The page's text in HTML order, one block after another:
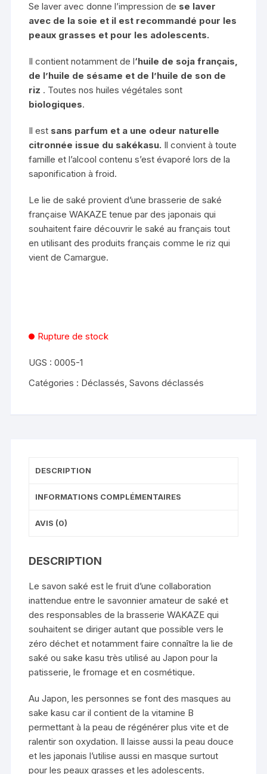
Se laver avec donne l’impression de se laver
avec de la soie et il est recommandé pour les
peaux grasses et pour les adolescents.
Il contient notamment de l‘huile de soja français,
de l’huile de sésame et de l’huile de son de
riz . Toutes nos huiles végétales sont
biologiques.
Il est sans parfum et a une odeur naturelle
citronnée issue du sakékasu. Il convient à toute
famille et l’alcool contenu s’est évaporé lors de la
saponification à froid.
Le lie de saké provient d’une brasserie de saké
françaiseWAKAZE tenue par des japonais qui
souhaitent faire découvrir le saké au français tout
en utilisant des produits français comme le riz qui
vient de Camargue.
Rupture de stock
UGS :0005-1
Catégories : Déclassés,Savons déclassés
DESCRIPTION
INFORMATIONS COMPLÉMENTAIRES
AVIS (0)
DESCRIPTION
Le savon saké est le fruit d’une collaboration
inattendue entre le savonnier amateur de saké et
des responsables de la brasserie WAKAZE qui
souhaitent se diriger autant que possible vers le
zéro déchet et notamment faire connaître la lie de
saké ou sake kasu très utilisé au Japon pour la
patisserie, le fromage et en cosmétique.
Au Japon, les personnes se font des masques au
sake kasu car il contient de la vitamine B
permettant à la peau de régénérer plus vite et de
ralentir son oxydation. Il laisse aussi la peau douce
et les japonais l’utilise aussi en masque surtout
pour les peaux grasses et les adolescents.